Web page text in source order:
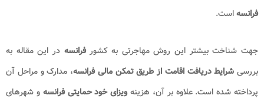
فرانسهاست.
جهت شناخت بیشتر این روش مهاجرتی به کشورفرانسه در این مقاله به
بررسی شرایط دریافت اقامت از طریق تمکن مالی​ فرانسه، مدارک و مراحل آن
پرداخته شده است. علاوه بر آن، هزینه ویزای خود حمایتی فرانسهو شهرهای